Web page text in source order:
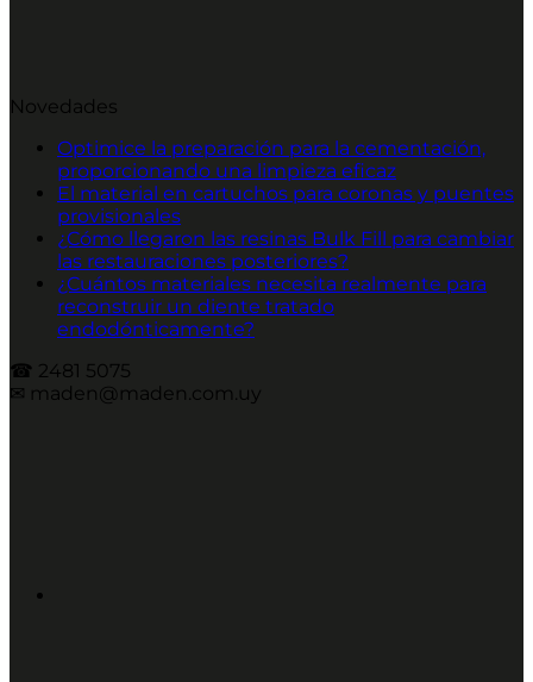
Novedades
Optimice la preparación para la cementación,
proporcionando una limpieza eficaz
El material en cartuchos para coronas y puentes
provisionales
¿Cómo llegaron las resinas Bulk Fill para cambiar
las restauraciones posteriores?
¿Cuántos materiales necesita realmente para
reconstruir un diente tratado
endodónticamente?
☎︎ 2481 5075
✉︎ maden@maden.com.uy